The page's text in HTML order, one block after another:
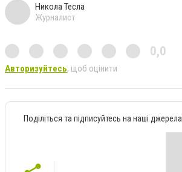
Никола Тесла
Журналист
0,0
Авторизуйтесь, щоб оцінити
Поділіться та підписуйтесь на наші джерела